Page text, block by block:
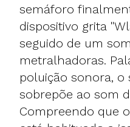
semáforo
dispositivo grita
seguido de um
metralhadoras.
poluição sonora,
sobrepõe ao som
Compreendo que